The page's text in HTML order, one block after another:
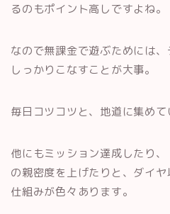
るのもポイント高しですよね。
なので無課金で遊ぶためには
しっかりこなすことが大事。
毎日コツコツと、地道に集めて
他にもミッション達成したり
の親密度を上げたりと、ダイ
仕組みが色々あります。